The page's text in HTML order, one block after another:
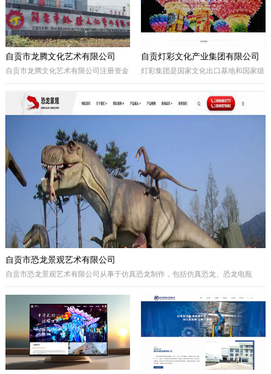
自贡灯彩文化产业集团有限公司
灯彩集团是国家文化出口基地和国家级
企业，集团子公司新亚彩灯是连续多年
由中央五部委联合授予的国家文化出口
州、安徽、甘肃、加拿大、美国等多个
控股合作团队。集团从…
自贡市龙腾文化艺术有限公司
自贡市龙腾文化艺术有限公司注册资金
之乡、中国灯城”美誉的四川省自贡
市。拥有“占地100余亩的中国彩灯仿真
司从事彩灯艺术工程、彩车彩船巡游工
程、趣味式景观游乐器具、景观雕塑工
程、城市文化符号美化亮化工程，以及
仿真恐龙、仿真动植物、化石制作和演
绎程控机器人研发生产。
自贡市恐龙景观艺术有限公司
自贡市恐龙景观艺术有限公司从事于仿真恐龙制作，包括仿真恐龙、恐龙电瓶